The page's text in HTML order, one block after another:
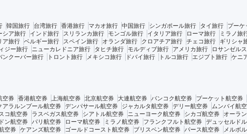
韓国旅行 台湾旅行 香港旅行 マカオ旅行 中国旅行 シンガポール旅行 タイ旅行 プーケ
シア旅行 インド旅行 スリランカ旅行 モンゴル旅行 イタリア旅行 ローマ旅行 ミラノ旅
ア旅行 ベルギー旅行 スペイン旅行 オランダ旅行 クロアチア旅行 チェコ旅行 ギリシャ
ジー旅行 ニューカレドニア旅行 タヒチ旅行 モルディブ旅行 アメリカ旅行 ロサンゼル
ンクーバー旅行 トロント旅行 メキシコ旅行 ドバイ旅行 トルコ旅行 エジプト旅行 ケニ
空券 香港航空券 上海航空券 北京航空券 大連航空券 バンコク航空券 プーケット航空券
アラルンプール航空券 デンパサール航空券 ジャカルタ航空券 デリー航空券 ムンバイ航
コ航空券 ラスベガス航空券 シアトル航空券 ニューヨーク航空券 シカゴ航空券 オーラ
ン航空券 パリ航空券 ローマ航空券 ミラノ航空券 フランクフルト航空券 デュッセルド
空券 ケアンズ航空券 ゴールドコースト航空券 ブリスベン航空券 パース航空券 メルボ